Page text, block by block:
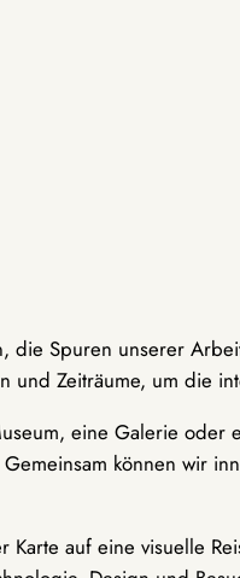
die Spuren unserer
und Zeiträume, um die
eine Galerie oder
Gemeinsam können wir
Karte auf eine visuelle